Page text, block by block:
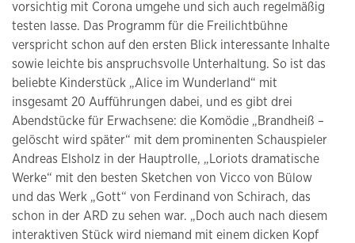
vorsichtig mit Corona umgehe und sich auch regelmäßig
testen lasse. Das Programm für die Freilichtbühne
verspricht schon auf den ersten Blick interessante Inhalte
sowie leichte bis anspruchsvolle Unterhaltung. So ist das
beliebte Kinderstück „Alice im Wunderland“ mit
insgesamt 20 Aufführungen dabei, und es gibt drei
Abendstücke für Erwachsene: die Komödie „Brandheiß –
gelöscht wird später“ mit dem prominenten Schauspieler
Andreas Elsholz in der Hauptrolle, „Loriots dramatische
Werke“ mit den besten Sketchen von Vicco von Bülow
und das Werk „Gott“ von Ferdinand von Schirach, das
schon in der ARD zu sehen war. „Doch auch nach diesem
interaktiven Stück wird niemand mit einem dicken Kopf